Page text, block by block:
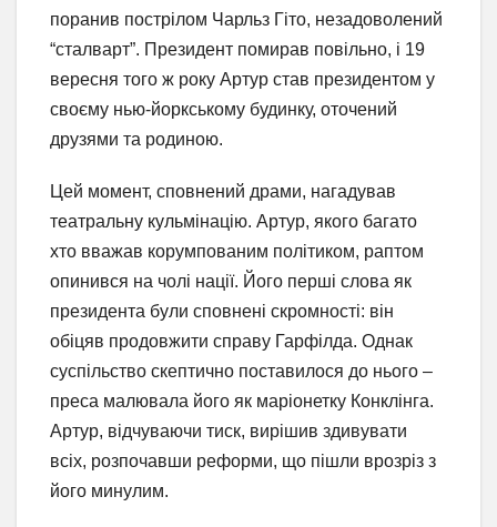
поранив пострілом Чарльз Гіто, незадоволений
“сталварт”. Президент помирав повільно, і 19
вересня того ж року Артур став президентом у
своєму нью-йоркському будинку, оточений
друзями та родиною.
Цей момент, сповнений драми, нагадував
театральну кульмінацію. Артур, якого багато
хто вважав корумпованим політиком, раптом
опинився на чолі нації. Його перші слова як
президента були сповнені скромності: він
обіцяв продовжити справу Гарфілда. Однак
суспільство скептично поставилося до нього –
преса малювала його як маріонетку Конклінга.
Артур, відчуваючи тиск, вирішив здивувати
всіх, розпочавши реформи, що пішли врозріз з
його минулим.